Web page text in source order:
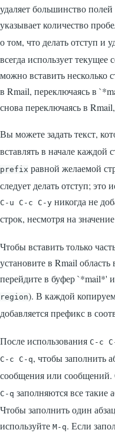
удаляет большинство
указывает количество
о том, что делать отступ и
всегда использует
можно вставить
в Rmail, переключаясь в
снова переключаясь в
Вы можете задать текст,
вставлять в начале каждой
prefix равной желаемой
следует делать отступ;
C-u C-c C-y никогда не
строк, несмотря на значение
Чтобы вставить только
установите в Rmail
перейдите в буфер`*mail*'
region). В каждой
добавляется префикс в
После использования C-c
C-c C-q, чтобы заполнить
сообщения или
C-q заполняются все
Чтобы заполнить один
используйте M-q. Если